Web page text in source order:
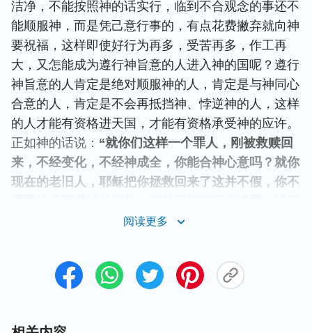
洁净，不能按照神的话实行，临到不合观念的事还不
能顺服神，而是凭己意行事的，有点花费撇弃就向神
要祝福，这样即使好行为再多，受苦再多，作工再
大，又怎能成为遵行神旨意的人进入神的国呢？遵行
神旨意的人肯定是绝对顺服神的人，肯定是与神同心
合意的人，肯定是不会再抵挡神、悖逆神的人，这样
的人才能有资格进天国，才能有资格承受神的应许。
正如神的话说： “就你们这样一个罪人，刚被救赎回
来，不经变化，不经神成全，你能合神心意吗？就你
现在的老旧人，耶稣把你拯救回来了这并不假，你不
秽，你没经变化如何能圣洁呢？你里面还尽是污秽，
事吗？你信神少一步过程，只是被救赎，没经变化。
要合神心意非得神亲自作工来变化洁净你，否则你只
阅读更多